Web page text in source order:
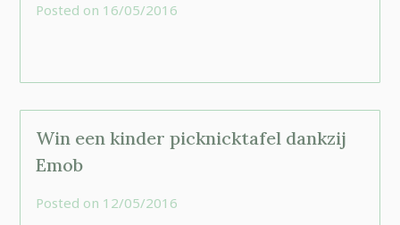
Posted on 16/05/2016
Win een kinder picknicktafel dankzij
Emob
Posted on 12/05/2016